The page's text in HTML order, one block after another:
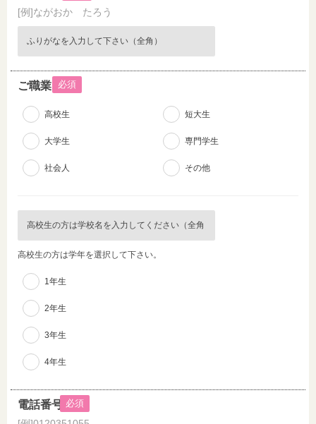
[例]ながおか たろう
必須
ご職業
高校生 短大生
大学生 専門学生
社会人 その他
高校生の方は学年を選択して下さい。
1年生
2年生
3年生
4年生
必須
電話番号